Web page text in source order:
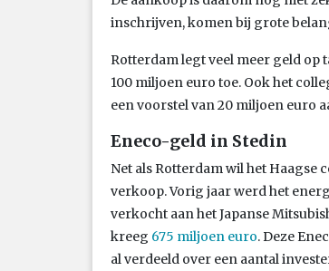
inschrijven, komen bij grote
Rotterdam legt veel meer geld op
100 miljoen euro toe. Ook het
een voorstel van 20 miljoen euro
Eneco-geld in Stedin
Net als Rotterdam wil het Haagse
verkoop. Vorig jaar werd het
verkocht aan het Japanse
kreeg 675 miljoen euro. Deze
al verdeeld over een aantal